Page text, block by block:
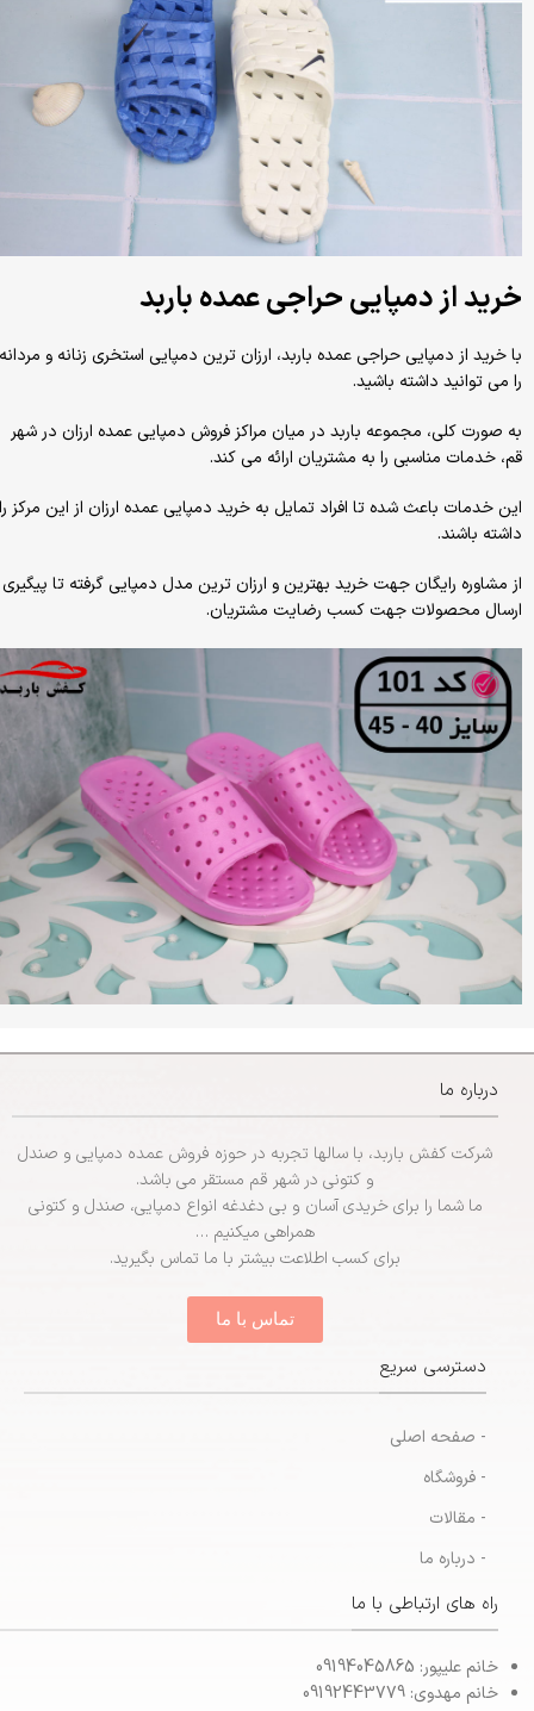
خرید از دمپایی حراجی عمده باربد
با خرید از دمپایی حراجی عمده باربد، ارزان ترین دمپایی استخری زنانه و مردانه
را می توانید داشته باشید.
به صورت کلی، مجموعه باربد در میان مراکز فروش دمپایی عمده ارزان در شهر
قم، خدمات مناسبی را به مشتریان ارائه می کند.
این خدمات باعث شده تا افراد تمایل به خرید دمپایی عمده ارزان از این مرکز را
داشته باشند.
از مشاوره رایگان جهت خرید بهترین و ارزان ترین مدل دمپایی گرفته تا پیگیری
ارسال محصولات جهت کسب رضایت مشتریان.
درباره ما
شرکت کفش باربد، با سالها تجربه در حوزه فروش عمده دمپایی و صندل
و کتونی در شهر قم مستقر می باشد.
ما شما را برای خریدی آسان و بی دغدغه انواع دمپایی، صندل و کتونی
همراهی میکنیم …
برای کسب اطلاعت بیشتر با ما تماس بگیرید.
تماس با ما
دسترسی سریع
- صفحه اصلی
- فروشگاه
- مقالات
- درباره ما
راه های ارتباطی با ما
خانم علیپور: 09194045865
خانم مهدوی: 09192443779